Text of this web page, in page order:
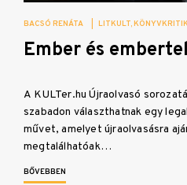
BACSÓ RENÁTA LITKULT
Ember és
A KULTer.hu Újraolvasó
szabadon választhatnak egy
művet, amelyet újraolvasásra
megtalálhatóak…
BŐVEBBEN